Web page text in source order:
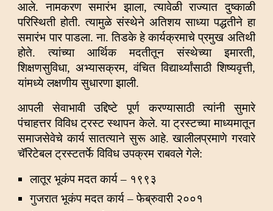
आले. नामकरण समारंभ झाला, त्यावेळी राज्यात दुष्काळी
परिस्थिती होती. त्यामुळे संस्थेने अतिशय साध्या पद्धतीने हा
समारंभ पार पाडला. ना. तिडके हे कार्यक्रमाचे प्रमुख अतिथी
होते. त्यांच्या आर्थिक मदतीतून संस्थेच्या इमारती,
शिक्षणसुविधा, अभ्यासक्रम, वंचित विद्यार्थ्यांसाठी शिष्यवृत्ती,
यांमध्ये लक्षणीय सुधारणा झाली.
आपली सेवाभावी उद्दिष्टे पूर्ण करण्यासाठी त्यांनी सुमारे
पंचाहत्तर विविध ट्रस्ट स्थापन केले. या ट्रस्टच्या माध्यमातून
समाजसेवेचे कार्य सातत्याने सुरू आहे. खालीलप्रमाणे गरवारे
चॅरिटेबल ट्रस्टतर्फे विविध उपक्रम राबवले गेले:
लातूर भूकंप मदत कार्य – १९९३
गुजरात भूकंप मदत कार्य – फेब्रुवारी २००१